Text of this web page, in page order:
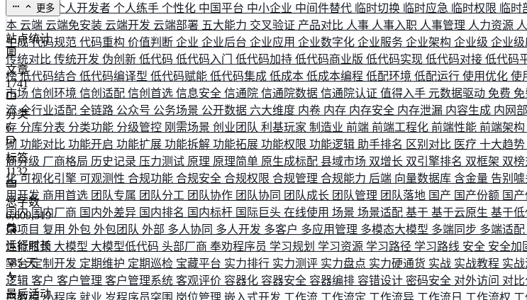
业务连续个人开发者 个人练手 个性化 中国平台 中小企业 中间件替代 临时切换 临时应急 临时权限 临时
本 云端 云端免安装 云端开发 云端部署 五大能力 交叉验证 产品对比 人事 人事入职 人事管理 人力资源
生成代码规范 代码重构 价值判断 企业 企业后台 企业应用 企业数字化 企业服务 企业架构 企业级 企业级
传统对比 传统开发 伪创新 低代码 低代码入门 低代码加持 低代码商业版 低代码实现 低代码对接 低代码
榜低代码结合 低代码编译型 低代码赋能 低代码集成 低成本 低成本编程 低配环境 低配运行 使用优化 使
市场 信创环境 信创适配 信创首选 信息安全 信通院 信通院数据 信通院认证 值得入手 元数据驱动 免费 免
流全行业适配 全链路 公众号 公务场景 公开数据 六大维度 内卷 内存 内存安全 内存泄漏 内容生成 内网
存 分库分表 分类功能 分级管控 刚需场景 创业团队 利基玩家 制造业 前端 前端工程化 前端性能 前端架构
砌 功能对比 功能开启 功能扩展 功能拆解 功能拓展 功能权限 功能逻辑 助手排名 区别对比 医疗 十大趋势
商分级 厂商格局 历史记录 压力测试 原理 原理简单 原生成标配 县域市场 双增长 双引擎排名 双框架 双
化可视化引擎 可观测性 合规功能 合规安全 合规权限 合规管理 合规能力 后端 向量数据库 含金量 告别
用开发 商用首选 团队专属 团队分工 团队协作 团队协同 团队成长 团队管理 团队落地 国产 国产份额 国
国内国内厂商 国内外差异 国内排名 国内标杆 国际巨头 在线使用 场景 场景适配 基于 基于云原生 基于低
杂项目 复用 外包 外包团队 外部 多人协同 多人开发 多客户 多应用管理 多模态大模型 多端同步 多端适配
性能瓶颈 大模型 大模型低代码 头部厂商 奉劝程序员 学习规划 学习资源 学习路径 学习路线 安全 安全加
平台定制开发 定期维护 定期巡检 宝藏平台 实力排行 实力测评 实力盘点 实力硬通货 实战 实战教程 实
逻辑 客户 客户管理 客户管理系统 客观评价 容器化 容器安全 容器编排 容错设计 密码安全 对外访问 对
白教程小程序 就业 岁程序员突围 岗位管理 嵌入式开发 工作流 工作流定 工作流异 工作流日 工作流权
更多
站点统计
文章
1741
分类
6
标签
1132
总字数
6,609,519
运行时长
585 天
最后活动